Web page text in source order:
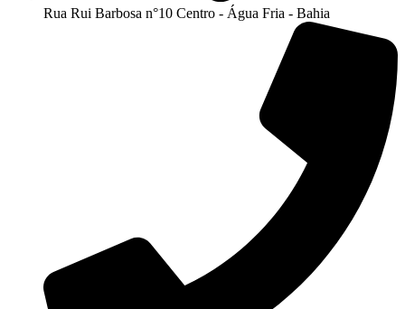
Rua Rui Barbosa n°10 Centro - Água Fria - Bahia